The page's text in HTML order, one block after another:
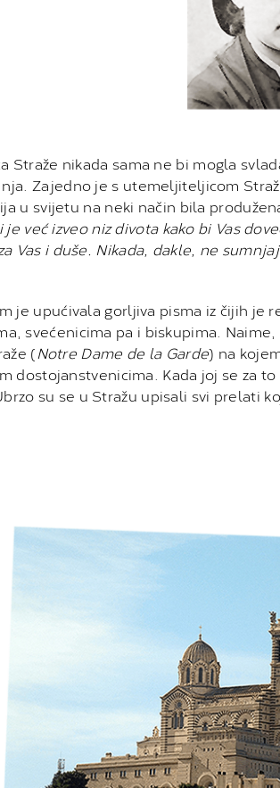
Straže nikada sama ne bi mogla
Zajedno je s utemeljiteljicom
u svijetu na neki način bila
već izveo niz divota kako bi Vas
Vas i duše. Nikada, dakle, ne
upućivala gorljiva pisma iz čijih je
svećenicima pa i biskupima.
(Notre Dame de la Garde) na
dostojanstvenicima. Kada joj se za
su se u Stražu upisali svi prelati